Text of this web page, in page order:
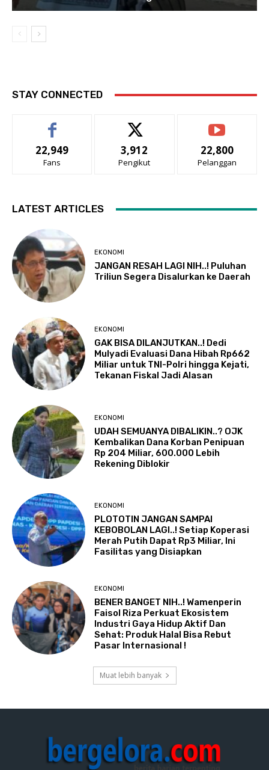
STAY CONNECTED
22,949
Fans
3,912
Pengikut
22,800
Pelanggan
LATEST ARTICLES
EKONOMI
JANGAN RESAH LAGI NIH..! Puluhan
Triliun Segera Disalurkan ke Daerah
EKONOMI
GAK BISA DILANJUTKAN..! Dedi
Mulyadi Evaluasi Dana Hibah Rp662
Miliar untuk TNI-Polri hingga Kejati,
Tekanan Fiskal Jadi Alasan
EKONOMI
UDAH SEMUANYA DIBALIKIN..? OJK
Kembalikan Dana Korban Penipuan
Rp 204 Miliar, 600.000 Lebih
Rekening Diblokir
EKONOMI
PLOTOTIN JANGAN SAMPAI
KEBOBOLAN LAGI..! Setiap Koperasi
Merah Putih Dapat Rp3 Miliar, Ini
Fasilitas yang Disiapkan
EKONOMI
BENER BANGET NIH..! Wamenperin
Faisol Riza Perkuat Ekosistem
Industri Gaya Hidup Aktif Dan
Sehat: Produk Halal Bisa Rebut
Pasar Internasional !
Muat lebih banyak